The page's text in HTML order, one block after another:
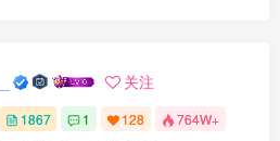
关注
1867 1 128 764W+